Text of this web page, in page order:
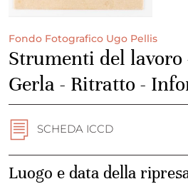
Fondo Fotografico Ugo Pellis
Strumenti del lavoro
Gerla - Ritratto -
SCHEDA ICCD
Luogo e data della